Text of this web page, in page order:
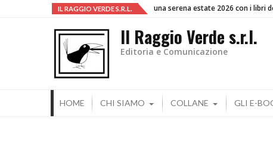
IL RAGGIO VERDE S.R.L. l'arte di generare visioni
Il Raggio Verde s.r.l.
Editoria e Comunicazione
HOME CHI SIAMO COLLANE GLI E-